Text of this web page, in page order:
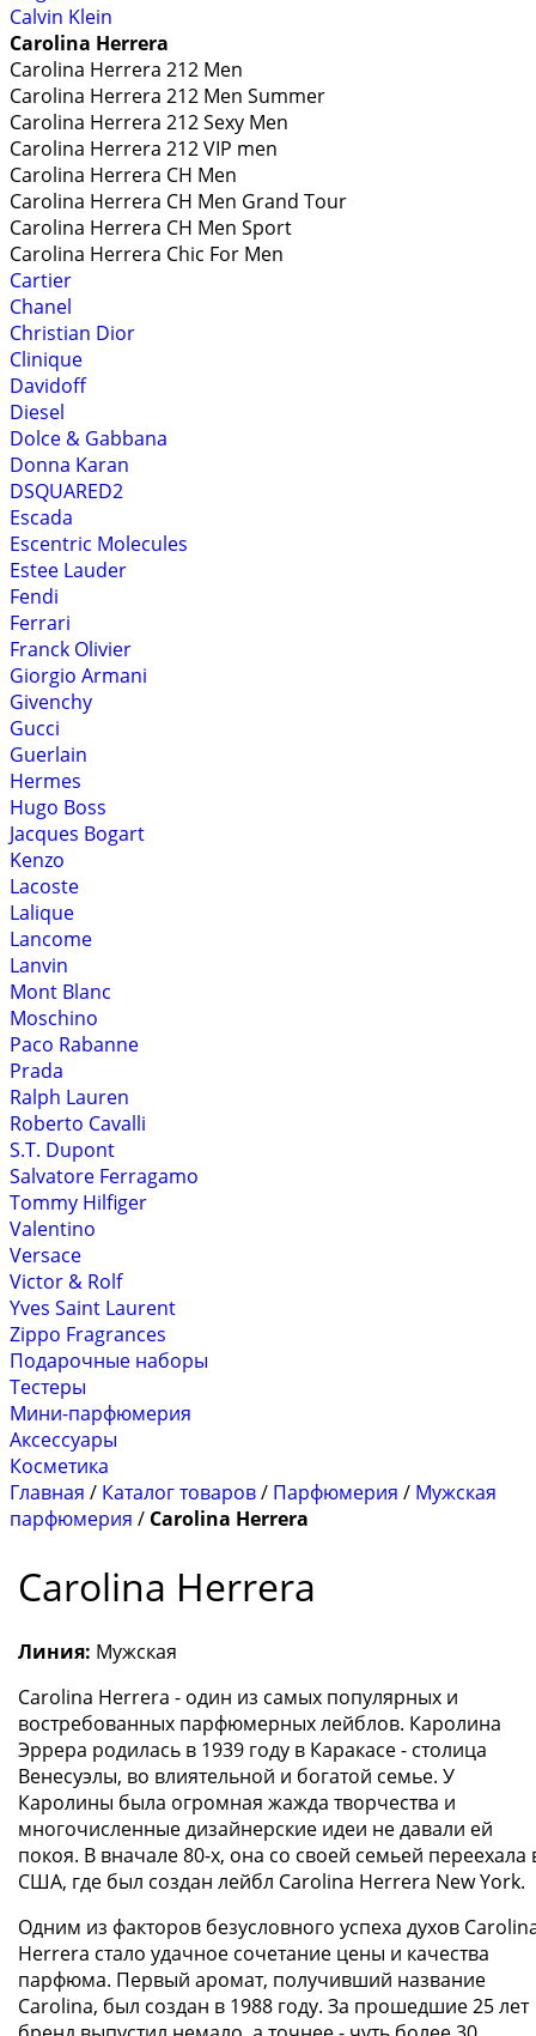
Calvin Klein
Carolina Herrera
Carolina Herrera 212 Men
Carolina Herrera 212 Men Summer
Carolina Herrera 212 Sexy Men
Carolina Herrera 212 VIP men
Carolina Herrera CH Men
Carolina Herrera CH Men Grand Tour
Carolina Herrera CH Men Sport
Carolina Herrera Chic For Men
Cartier
Chanel
Christian Dior
Clinique
Davidoff
Diesel
Dolce & Gabbana
Donna Karan
DSQUARED2
Escada
Escentric Molecules
Estee Lauder
Fendi
Ferrari
Franck Olivier
Giorgio Armani
Givenchy
Gucci
Guerlain
Hermes
Hugo Boss
Jacques Bogart
Kenzo
Lacoste
Lalique
Lancome
Lanvin
Mont Blanc
Moschino
Paco Rabanne
Prada
Ralph Lauren
Roberto Cavalli
S.T. Dupont
Salvatore Ferragamo
Tommy Hilfiger
Valentino
Versace
Victor & Rolf
Yves Saint Laurent
Zippo Fragrances
Подарочные наборы
Тестеры
Мини-парфюмерия
Аксессуары
Косметика
Главная / Каталог товаров/ Парфюмерия / Мужская
парфюмерия / Carolina Herrera
Carolina Herrera
Линия: Мужская
Carolina Herrera - один из самых популярных и
востребованных парфюмерных лейблов. Каролина
Эррера родилась в 1939 году в Каракасе - столица
Венесуэлы, во влиятельной и богатой семье. У
Каролины была огромная жажда творчества и
многочисленные дизайнерские идеи не давали ей
покоя. В вначале 80-х, она со своей семьей переехала
США, где был создан лейбл Carolina Herrera New York.
Одним из факторов безусловного успеха духов
Herrera стало удачное сочетание цены и качества
парфюма. Первый аромат, получивший название
Carolina, был создан в 1988 году. За прошедшие 25 лет